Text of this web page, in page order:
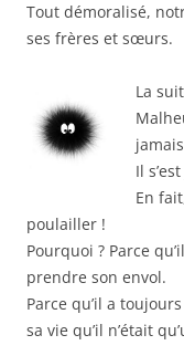
Tout démoralisé,
ses frères et sœurs.
La
Il
En
poulailler !
Pourquoi ? Parce
prendre son envol.
Parce qu’il a
sa vie qu’il n’était